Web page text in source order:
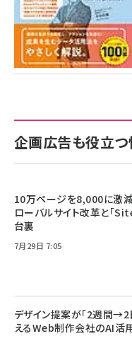
企画広告も役立つ
10万ページを8,000に激
ローバルサイト改革と「
台裏
7月29日 7:05
デザイン提案が「2週間→2
えるWeb制作会社のAI活